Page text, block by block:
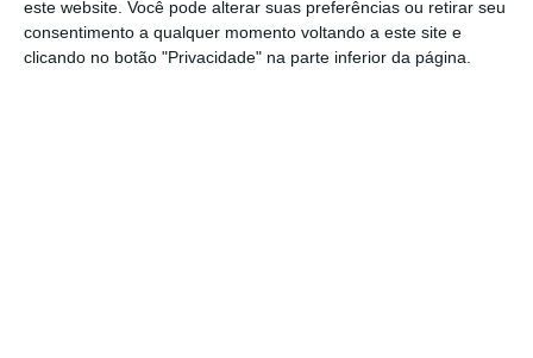
este website. Você pode alterar suas preferências ou retirar seu
consentimento a qualquer momento voltando a este site e
clicando no botão "Privacidade" na parte inferior da página.
Letónia ativa alertas do país e NATO após incursão